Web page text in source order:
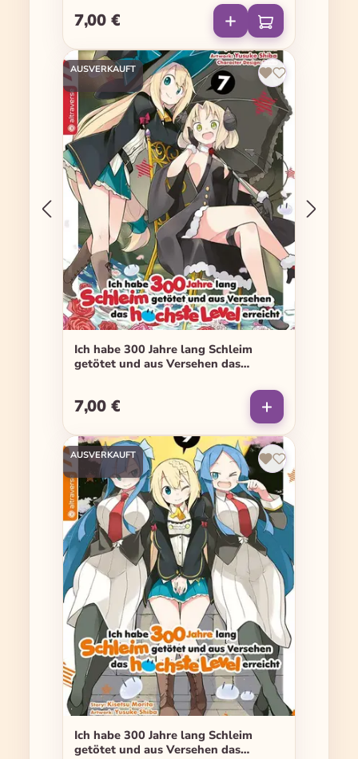
Regulärer Preis:
7,00 €
AUSVERKAUFT
Ich habe 300 Jahre lang Schleim
getötet und aus Versehen das
Regulärer Preis:
7,00 €
AUSVERKAUFT
Ich habe 300 Jahre lang Schleim
getötet und aus Versehen das